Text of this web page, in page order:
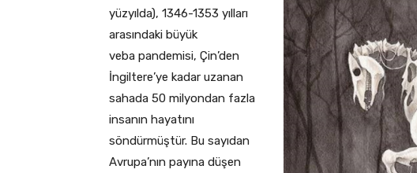
yüzyılda), 1346-1353 yılları
arasındaki büyük
veba pandemisi, Çin’den
İngiltere’ye kadar uzanan
sahada 50 milyondan fazla
insanın hayatını
söndürmüştür. Bu sayıdan
Avrupa’nın payına düşen